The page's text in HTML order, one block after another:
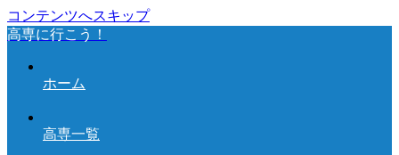
コンテンツへスキップ
高専に行こう！
ホーム
高専一覧